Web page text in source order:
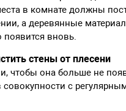
в комнате должны
а деревянные
появится вновь.
стены от плесени
чтобы она больше не
совокупности с